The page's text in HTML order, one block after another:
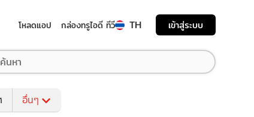
โหลดแอป กล่องทรูไอดี ทีวี TH เข้าสู่ระบบ
อื่นๆ